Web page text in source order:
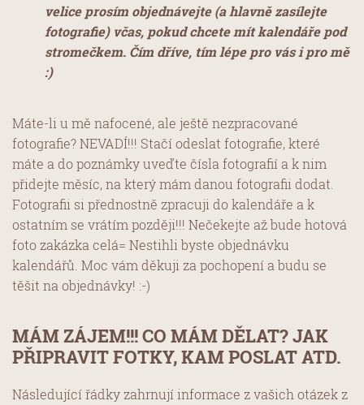
velice prosím objednávejte (a hlavně zasílejte
fotografie) včas, pokud chcete mít kalendáře pod
stromečkem. Čím dříve, tím lépe pro vás i pro mě
:)
Máte-li u mě nafocené, ale ještě nezpracované
fotografie? NEVADÍ!!! Stačí odeslat fotografie, které
máte a do poznámky uveďte čísla fotografií a k nim
přidejte měsíc, na který mám danou fotografii dodat.
Fotografii si přednostně zpracuji do kalendáře a k
ostatním se vrátím později!!! Nečekejte až bude hotová
foto zakázka celá= Nestihli byste objednávku
kalendářů. Moc vám děkuji za pochopení a budu se
těšit na objednávky! :-)
MÁM ZÁJEM!!! CO MÁM DĚLAT? JAK
PŘIPRAVIT FOTKY, KAM POSLAT ATD.
Následující řádky zahrnují informace z vašich otázek z